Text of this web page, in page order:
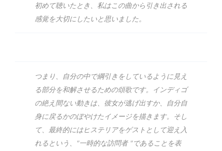
初めて聴いたとき、私はこの曲から引き出される
感覚を大切にしたいと思いました。
つまり、自分の中で綱引きをしているように見え
る部分を和解させるための頌歌です。インディゴ
の絶え間ない動きは、彼女が逃げ出すか、自分自
身に戻るかのぼやけたイメージを描きます。そし
て、最終的にはヒステリアをゲストとして迎え入
れるという、"一時的な訪問者 "であることを表